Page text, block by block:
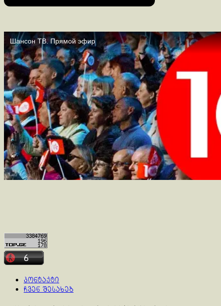
კონტაქტი
ჩვენ შესახებ